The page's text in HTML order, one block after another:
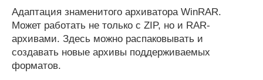
Адаптация знаменитого архиватора WinRAR.
Может работать не только с ZIP, но и RAR-
архивами. Здесь можно распаковывать и
создавать новые архивы поддерживаемых
форматов.